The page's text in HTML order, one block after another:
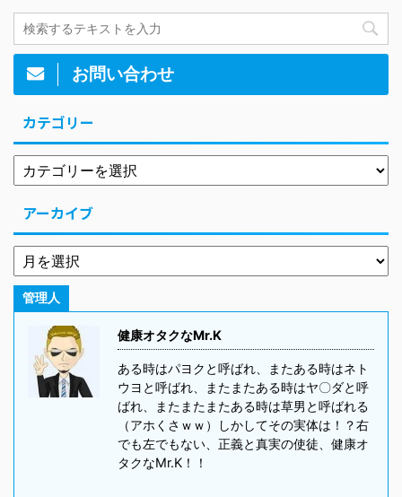
お問い合わせ
カテゴリー
アーカイブ
管理人
健康オタクなMr.K
ある時はパヨクと呼ばれ、またある時はネト
ウヨと呼ばれ、またまたある時はヤ〇ダと呼
ばれ、またまたまたある時は草男と呼ばれる
（アホくさｗｗ）しかしてその実体は！？右
でも左でもない、正義と真実の使徒、健康オ
タクなMr.K！！